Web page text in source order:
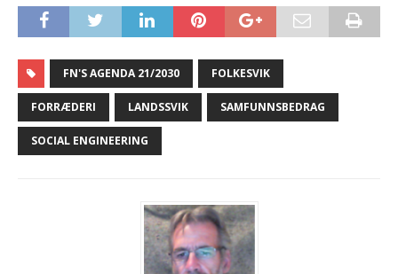
FN'S AGENDA 21/2030 FOLKESVIK
FORRÆDERI LANDSSVIK SAMFUNNSBEDRAG
SOCIAL ENGINEERING